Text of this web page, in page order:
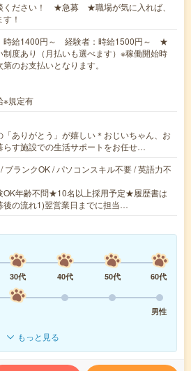
ください！ ★急募 ★職場が気に入れば、
！
時給1400円～ 経験者：時給1500円～ ★
制度あり（月払いも選べます）※稼働開始時
のお支払いとなります。
※規定有
「ありがとう」が嬉しい＊おじいちゃん、お
らす施設での生活サポートをお任せ…
ブランクOK / パソコンスキル不要 / 英語力不
OK年齢不問★10名以上採用予定★履歴書は
の流れ1)翌営業日までに担当…
30代 40代 50代
60代
男性
もっと見る